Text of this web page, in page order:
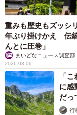
重みも歴史もズッシ
年ぶり掛けかえ 伝
んとに圧巻」
まいどなニュース調査部
2026.08.06
「
に感
だっ
行